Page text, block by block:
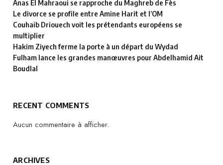
Anas El Mahraoui se rapproche du Maghreb de Fès
Le divorce se profile entre Amine Harit et l’OM
Couhaib Driouech voit les prétendants européens se
multiplier
Hakim Ziyech ferme la porte à un départ du Wydad
Fulham lance les grandes manœuvres pour Abdelhamid Ait
Boudlal
RECENT COMMENTS
Aucun commentaire à afficher.
ARCHIVES